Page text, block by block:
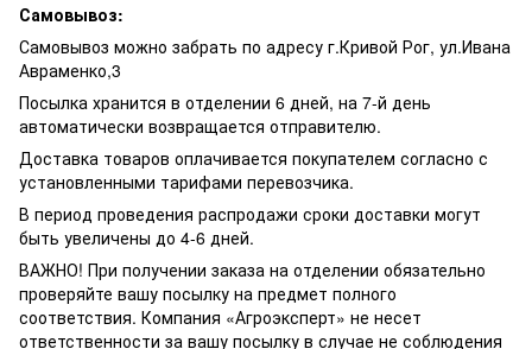
Самовывоз:
Самовывоз можно забрать по адресу г.Кривой Рог, ул.Ивана
Авраменко,3
Посылка хранится в отделении 6 дней, на 7-й день
автоматически возвращается отправителю.
Доставка товаров оплачивается покупателем согласно с
установленными тарифами перевозчика.
В период проведения распродажи сроки доставки могут
быть увеличены до 4-6 дней.
ВАЖНО! При получении заказа на отделении обязательно
проверяйте вашу посылку на предмет полного
соответствия. Компания «Агроэксперт» не несет
ответственности за вашу посылку в случае не соблюдения